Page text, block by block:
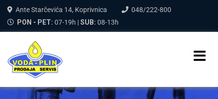
Ante Starčevića 14, Koprivnica
048/222-800
PON - PET: 07-19h |SUB: 08-13h